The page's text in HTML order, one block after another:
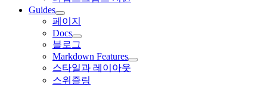
Guides
페이지
Docs
블로그
Markdown Features
스타일과 레이아웃
스위즐링